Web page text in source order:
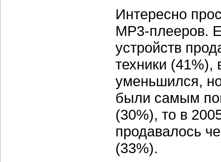
Интересно
MP3-плееров.
устройств
техники (41%),
уменьшился,
были самым
(30%), то в
продавалось
(33%).